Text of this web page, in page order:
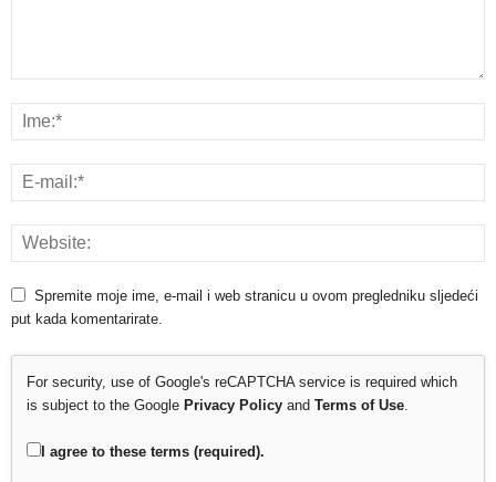
Spremite moje ime, e-mail i web stranicu u ovom pregledniku sljedeći
put kada komentarirate.
For security, use of Google's reCAPTCHA service is required which
is subject to the Google Privacy Policy and Terms of Use
I agree to these terms (required).